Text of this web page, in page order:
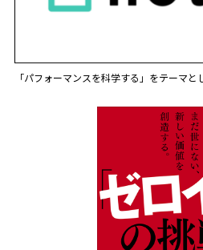
「パフォーマンスを科学する」をテーマと